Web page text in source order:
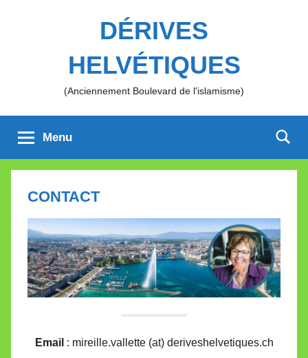
DÉRIVES
HELVÉTIQUES
(Anciennement Boulevard de l'islamisme)
Menu
CONTACT
Email : mireille.vallette (at) deriveshelvetiques.ch